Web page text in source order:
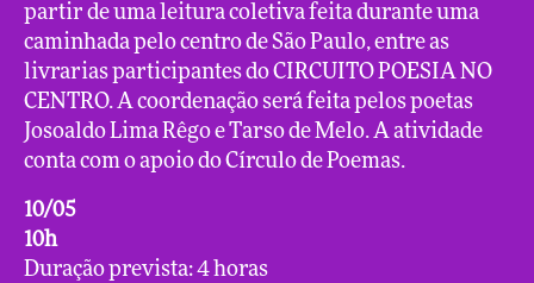
partir de uma leitura coletiva feita durante uma
caminhada pelo centro de São Paulo, entre as
livrarias participantes do CIRCUITO POESIA NO
CENTRO. A coordenação será feita pelos poetas
Josoaldo Lima Rêgo e Tarso de Melo. A atividade
conta com o apoio do Círculo de Poemas.
10/05
10h
Duração prevista: 4 horas